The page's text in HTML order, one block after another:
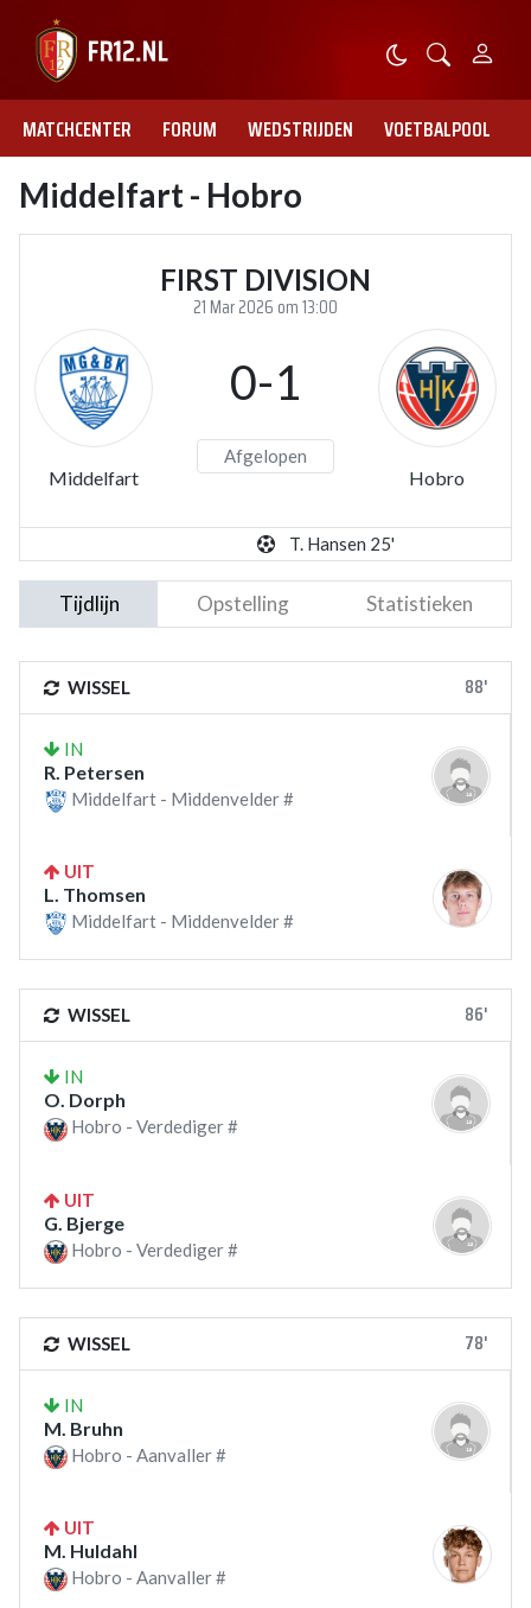
MATCHCENTER FORUM WEDSTRIJDEN VOETBALPOOL
Middelfart - Hobro
FIRST DIVISION
21 Mar 2026 om 13:00
Middelfart
0-1
Afgelopen
Hobro
T. Hansen 25'
Tijdlijn Opstelling Statistieken
WISSEL 88'
IN
R. Petersen
Middelfart - Middenvelder #
UIT
L. Thomsen
Middelfart - Middenvelder #
WISSEL 86'
IN
O. Dorph
Hobro - Verdediger #
UIT
G. Bjerge
Hobro - Verdediger #
WISSEL 78'
IN
M. Bruhn
Hobro - Aanvaller #
UIT
M. Huldahl
Hobro - Aanvaller #